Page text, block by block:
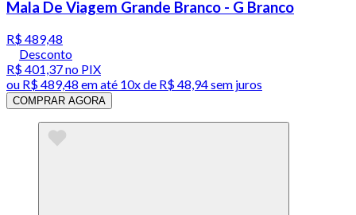
Mala De Viagem Grande Branco - G Branco
R$ 489,48
Desconto
R$ 401,37no PIX
ou R$ 489,48 em até 10x de R$ 48,94 sem juros
COMPRAR AGORA